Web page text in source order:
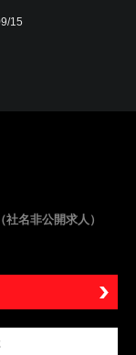
15
名非公開求人）